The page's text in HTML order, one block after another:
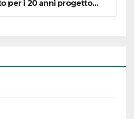
per i 20 anni progetto